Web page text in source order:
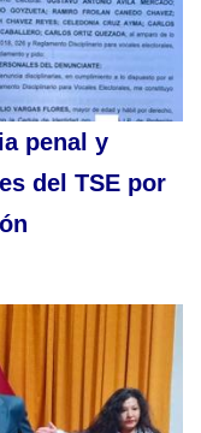
penal y
del TSE por